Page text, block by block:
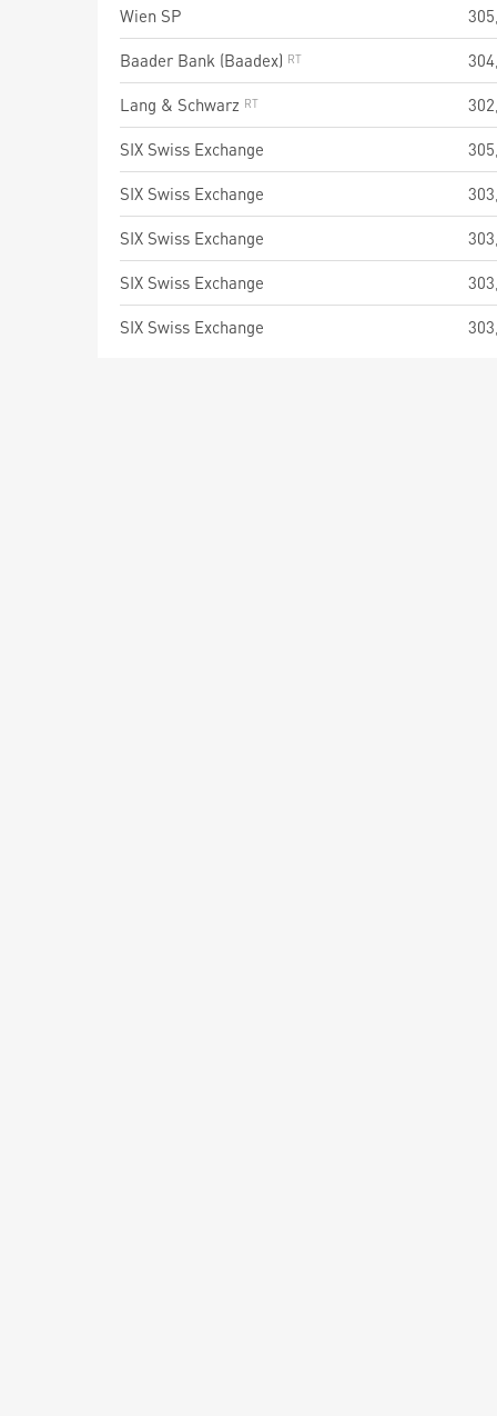
Wien SP
Baader Bank (Baadex)
Lang & Schwarz
SIX Swiss Exchange
SIX Swiss Exchange
SIX Swiss Exchange
SIX Swiss Exchange
SIX Swiss Exchange